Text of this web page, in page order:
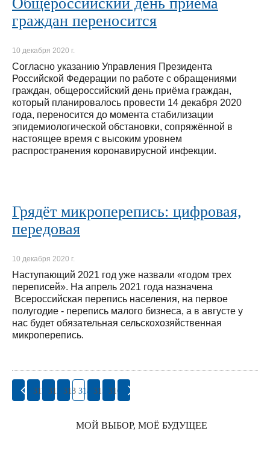
граждан переносится
10 декабря 2020 г.
Согласно указанию Управления Президента
Российской Федерации по работе с обращениями
граждан, общероссийский день приёма граждан,
который планировалось провести 14 декабря 2020
года, переносится до момента стабилизации
эпидемиологической обстановки, сопряжённой в
настоящее время с высоким уровнем
распространения коронавирусной инфекции.
Грядёт микроперепись: цифровая,
передовая
10 декабря 2020 г.
Наступающий 2021 год уже назвали «годом трех
переписей». На апрель 2021 года назначена
Всероссийская перепись населения, на первое
полугодие - перепись малого бизнеса, а в августе у
нас будет обязательная сельскохозяйственная
микроперепись.
311 312 313 314 315 316
МОЙ ВЫБОР, МОЁ БУДУЩЕЕ